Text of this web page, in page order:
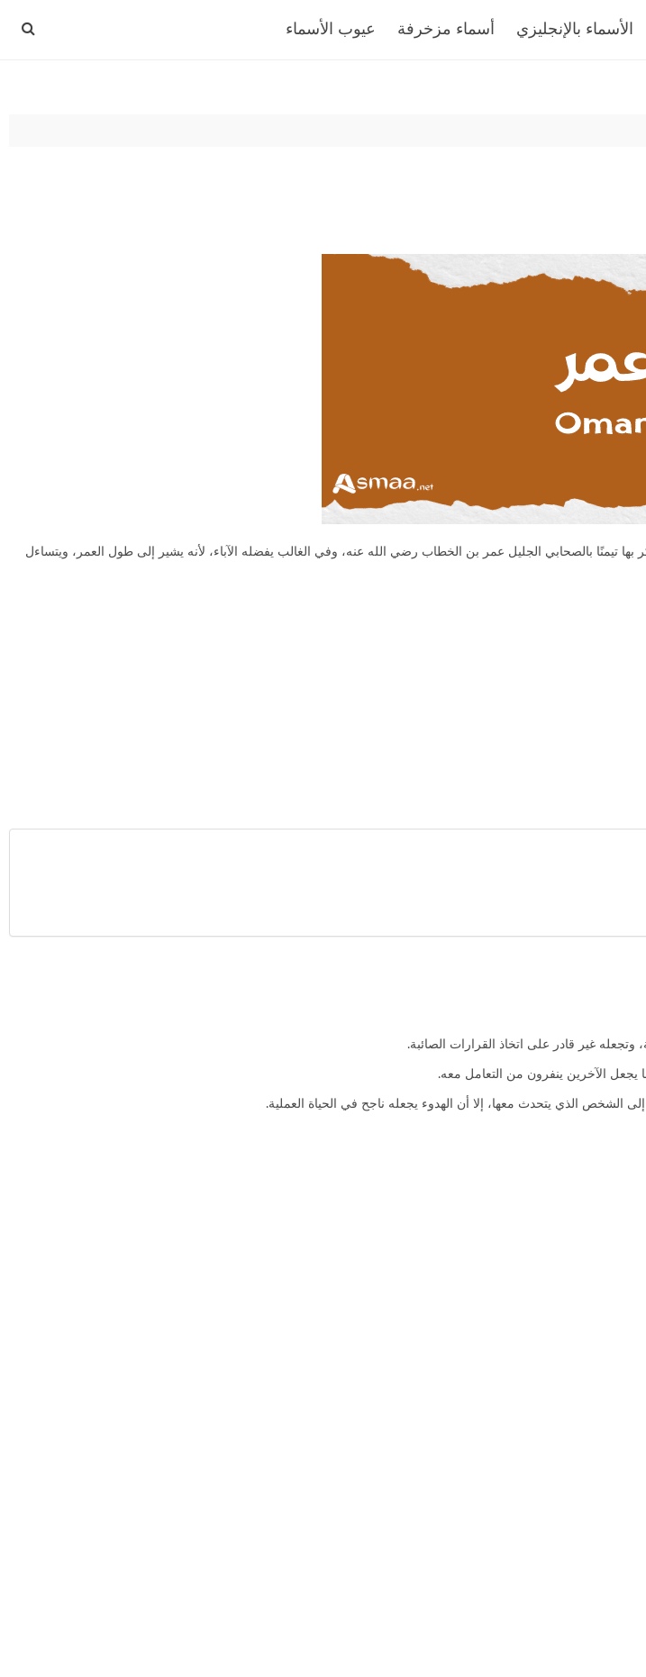
الأسماء بالإنجليزي أسماء مزخرفة عيوب الأسماء
تيمنًا بالصحابي الجليل عمر بن الخطاب رضي الله عنه، وفي الغالب يفضله الآباء، لأنه يشير إلى طول العمر، ويتساءل
غير قادر على اتخاذ القرارات الصائبة.
الآخرين ينفرون من التعامل معه.
الشخص الذي يتحدث معها، إلا أن الهدوء يجعله ناجح في الحياة العملية.